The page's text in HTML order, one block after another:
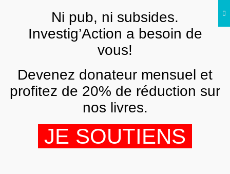
Qui est Nicolas Berggruen, le
milliardaire « philanthrope » qui a
financé Sylvie Goulard ?
ANALYSES ET TÉMOIGNAGES
Ni pub, ni subsides.
Investig’Action a besoin de
vous!
Devenez donateur mensuel et
profitez de 20% de réduction sur
nos livres.
JE SOUTIENS